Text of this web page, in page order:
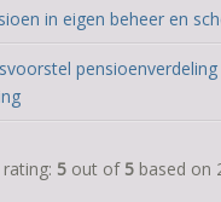
in eigen beheer en
pensioenverdeling
5 out of 5 based on